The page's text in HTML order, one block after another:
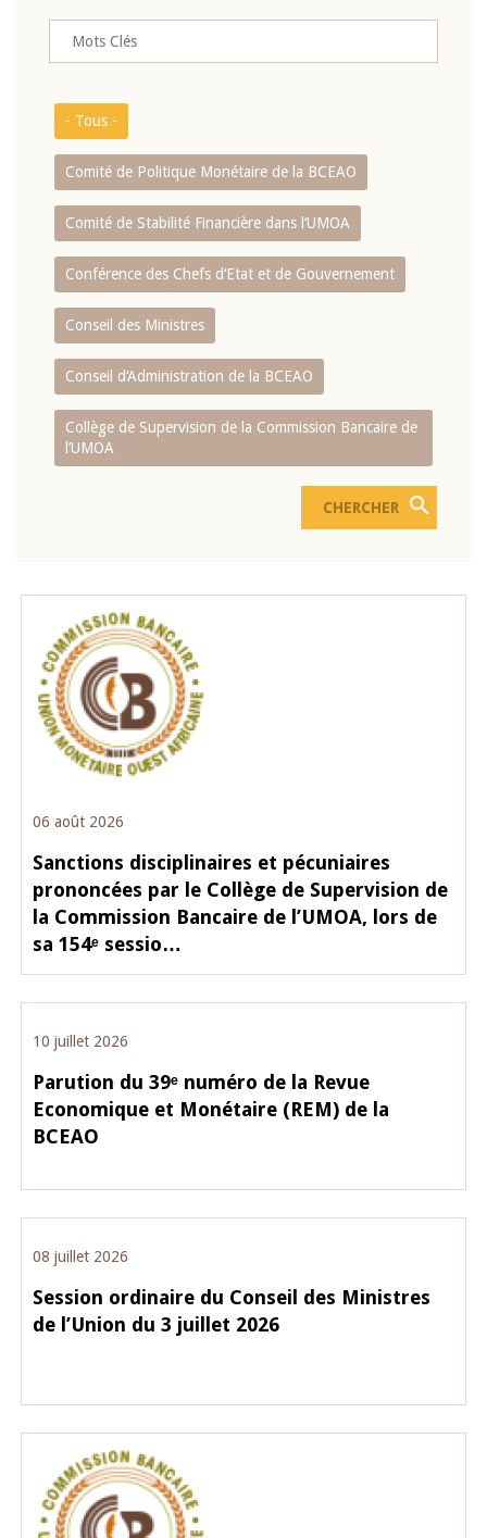
- Tous -
Comité de Politique Monétaire de la BCEAO
Comité de Stabilité Financière dans l‘UMOA
Conférence des Chefs d‘Etat et de Gouvernement
Conseil des Ministres
Conseil d‘Administration de la BCEAO
Collège de Supervision de la Commission Bancaire de
l’UMOA
06 août 2026
Sanctions disciplinaires et pécuniaires
prononcées par le Collège de Supervision de
la Commission Bancaire de l’UMOA, lors de
sa 154ᵉ sessio…
10 juillet 2026
Parution du 39ᵉ numéro de la Revue
Economique et Monétaire (REM) de la
BCEAO
08 juillet 2026
Session ordinaire du Conseil des Ministres
de l’Union du 3 juillet 2026